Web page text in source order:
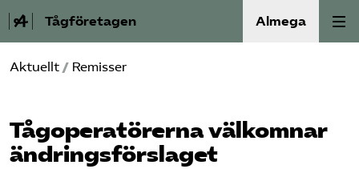
Tågföretagen Almega
Aktuellt
Reformagenda för järnvägen
Våra frågor
Aktuellt / Remisser
Tågoperatörerna välkomnar
ändringsförslaget